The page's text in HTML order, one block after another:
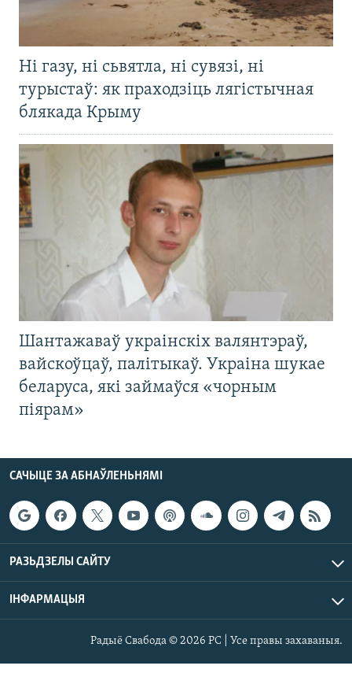
Ні газу, ні сьвятла, ні сувязі, ні
турыстаў: як праходзіць лягістычная
блякада Крыму
Шантажаваў украінскіх валянтэраў,
вайскоўцаў, палітыкаў. Украіна шукае
беларуса, які займаўся «чорным
піярам»
САЧЫЦЕ ЗА АБНАЎЛЕНЬНЯМІ
РАЗЬДЗЕЛЫ САЙТУ
ІНФАРМАЦЫЯ
Радыё Свабода © 2026 РС | Усе правы захаваныя.